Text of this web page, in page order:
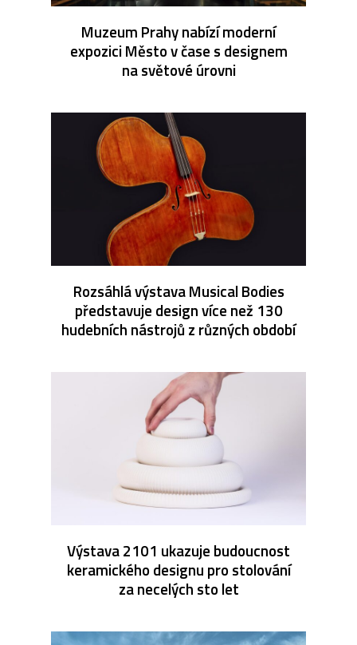
Muzeum Prahy nabízí moderní
expozici Město v čase s designem
na světové úrovni
Rozsáhlá výstava Musical Bodies
představuje design více než 130
hudebních nástrojů z různých období
Výstava 2101 ukazuje budoucnost
keramického designu pro stolování
za necelých sto let